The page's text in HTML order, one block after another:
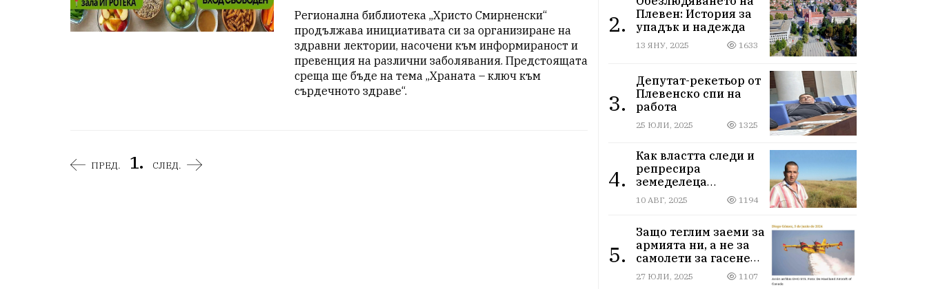
Регионална библиотека „Христо Смирненски“
продължава инициативата си за организиране на
здравни лектории, насочени към информираност и
превенция на различни заболявания. Предстоящата
среща ще бъде на тема „Храната – ключ към
сърдечното здраве“.
ПРЕД. 1. СЛЕД.
2.
Плевен: История за
упадък и надежда
13 ЯНУ, 2025 1633
3.
Депутат-рекетьор от
Плевенско спи на
работа
25 ЮЛИ, 2025 1325
4.
Как властта следи и
репресира
земеделеца
Илчовски
10 АВГ, 2025 1194
5.
Защо теглим заеми за
армията ни, а не за
самолети за гасене
на пожари
27 ЮЛИ, 2025 1107